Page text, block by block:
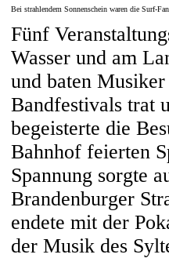
Bei strahlendem Sonnenschein waren die Surf-
Fünf
Wasser und am
und baten
Bandfestivals trat
begeisterte die
Bahnhof feierten
Spannung sorgte
Brandenburger
endete mit der
der Musik des